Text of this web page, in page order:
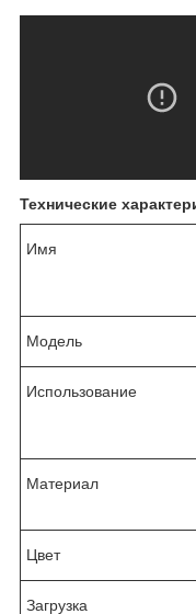
Технические
Имя
Модель
Использование
Материал
Цвет
Загрузка